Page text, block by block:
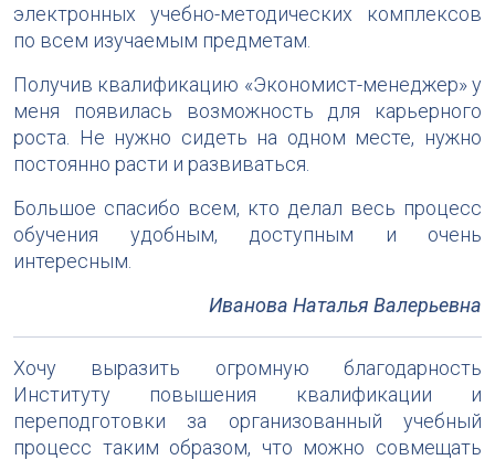
электронных учебно-методических комплексов
по всем изучаемым предметам.
Получив квалификацию «Экономист-менеджер» у
меня появилась возможность для карьерного
роста. Не нужно сидеть на одном месте, нужно
постоянно расти и развиваться.
Большое спасибо всем, кто делал весь процесс
обучения удобным, доступным и очень
интересным.
Иванова Наталья Валерьевна
Хочу выразить огромную благодарность
Институту повышения квалификации и
переподготовки за организованный учебный
процесс таким образом, что можно совмещать